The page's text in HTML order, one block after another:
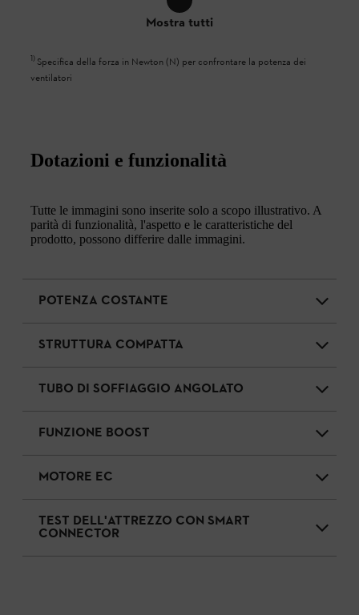
Mostra tutti
1) Specifica della forza in Newton (N) per confrontare la potenza dei
ventilatori
Dotazioni e funzionalità
Tutte le immagini sono inserite solo a scopo illustrativo. A
parità di funzionalità, l'aspetto e le caratteristiche del
prodotto, possono differire dalle immagini.
POTENZA COSTANTE
STRUTTURA COMPATTA
TUBO DI SOFFIAGGIO ANGOLATO
FUNZIONE BOOST
MOTORE EC
TEST DELL'ATTREZZO CON SMART
CONNECTOR